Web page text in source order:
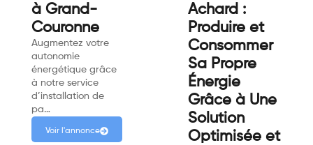
à Grand-
Couronne
Augmentez votre
autonomie
énergétique grâce
à notre service
d’installation de
pa…
Voir l'annonce
Achard :
Produire et
Consommer
Sa Propre
Énergie
Grâce à Une
Solution
Optimisée et